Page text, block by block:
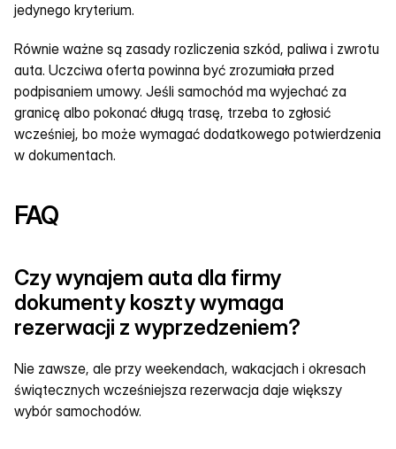
jedynego kryterium.
Równie ważne są zasady rozliczenia szkód, paliwa i zwrotu
auta. Uczciwa oferta powinna być zrozumiała przed
podpisaniem umowy. Jeśli samochód ma wyjechać za
granicę albo pokonać długą trasę, trzeba to zgłosić
wcześniej, bo może wymagać dodatkowego potwierdzenia
w dokumentach.
FAQ
Czy wynajem auta dla firmy
dokumenty koszty wymaga
rezerwacji z wyprzedzeniem?
Nie zawsze, ale przy weekendach, wakacjach i okresach
świątecznych wcześniejsza rezerwacja daje większy
wybór samochodów.